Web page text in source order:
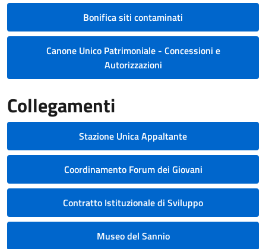
Bonifica siti contaminati
Canone Unico Patrimoniale - Concessioni e
Autorizzazioni
Collegamenti
Stazione Unica Appaltante
Coordinamento Forum dei Giovani
Contratto Istituzionale di Sviluppo
Museo del Sannio